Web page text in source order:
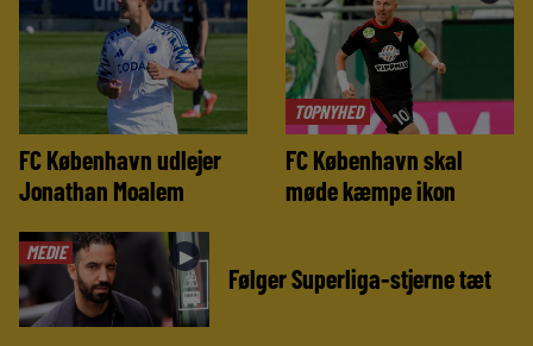
FC København udlejer
Jonathan Moalem
TOPNYHED
FC København skal
møde kæmpe ikon
MEDIE ►
Følger Superliga-stjerne tæt